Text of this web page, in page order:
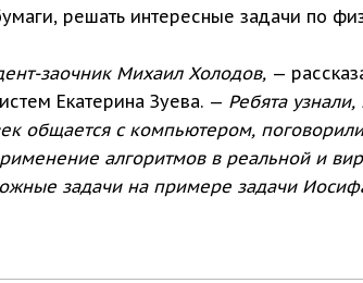
решать интересные задачи по
заочник Михаил Холодов, —
Екатерина Зуева. — Ребята
общается с компьютером,
алгоритмов в реальной и
задачи на примере задачи